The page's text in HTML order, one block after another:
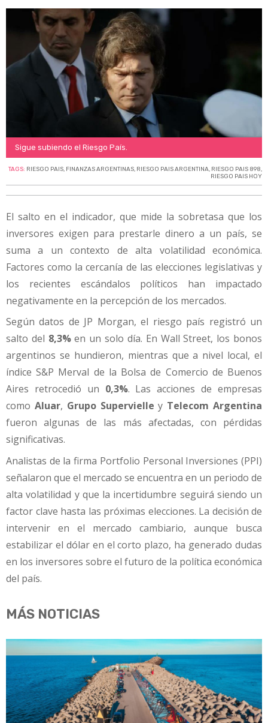
Sigue subiendo el Riesgo País.
TAGS: RIESGO PAIS, FINANZAS ARGENTINAS, RIESGO PAIS ARGENTINA, RIESGO PAIS 898,
RIESGO PAIS HOY
El salto en el indicador, que mide la sobretasa que los
inversores exigen para prestarle dinero a un país, se
suma a un contexto de alta volatilidad económica.
Factores como la cercanía de las elecciones legislativas y
los recientes escándalos políticos han impactado
negativamente en la percepción de los mercados.
Según datos de JP Morgan, el riesgo país registró un
salto del 8,3%en un solo día. En Wall Street, los bonos
argentinos se hundieron, mientras que a nivel local, el
índice S&P Merval de la Bolsa de Comercio de Buenos
Aires retrocedió un 0,3%. Las acciones de empresas
como Aluar, Grupo Supervielle y Telecom Argentina
fueron algunas de las más afectadas, con pérdidas
significativas.
Analistas de la firma Portfolio Personal Inversiones (PPI)
señalaron que el mercado se encuentra en un periodo de
alta volatilidad y que la incertidumbre seguirá siendo un
factor clave hasta las próximas elecciones. La decisión de
intervenir en el mercado cambiario, aunque busca
estabilizar el dólar en el corto plazo, ha generado dudas
en los inversores sobre el futuro de la política económica
del país.
MÁS NOTICIAS